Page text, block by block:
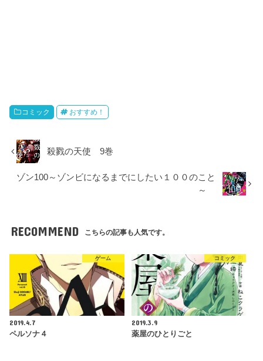
コミック おすすめ！
殺戮の天使 9巻
ゾン100～ゾンビになるまでにしたい１００のこと
～
RECOMMEND こちらの記事も人気です。
ゲーム
2019.4.7
ペルソナ４
コミック
2019.3.9
薬屋のひとりごと